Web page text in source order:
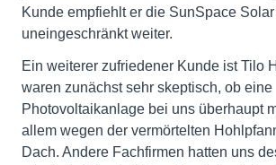
Kunde empfiehlt er die SunSpace Solar
uneingeschränkt weiter.
Ein weiterer zufriedener Kunde ist Tilo
waren zunächst sehr skeptisch, ob eine
Photovoltaikanlage bei uns überhaupt
allem wegen der vermörtelten
Dach. Andere Fachfirmen hatten uns